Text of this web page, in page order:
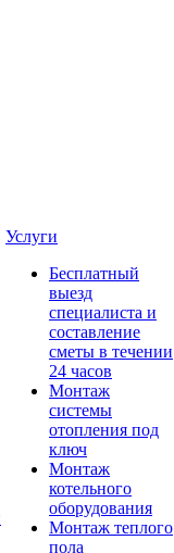
Услуги
Бесплатный
выезд
специалиста и
составление
сметы в течении
24 часов
Монтаж
системы
отопления под
ключ
Монтаж
котельного
оборудования
Монтаж теплого
пола